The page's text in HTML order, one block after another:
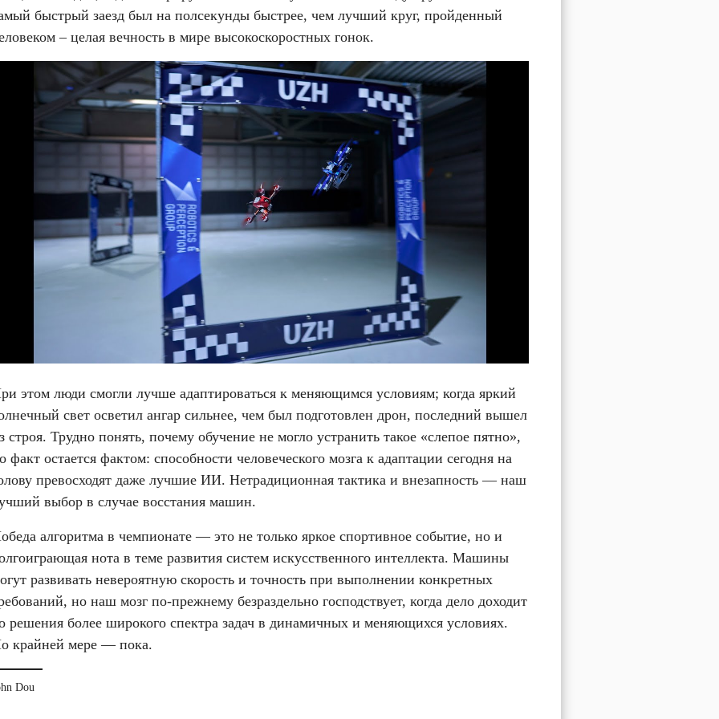
быстрый заезд был на полсекунды быстрее, чем лучший круг, пройденный
– целая вечность в мире высокоскоростных гонок.
этом люди смогли лучше адаптироваться к меняющимся условиям; когда яркий
свет осветил ангар сильнее, чем был подготовлен дрон, последний вышел
строя. Трудно понять, почему обучение не могло устранить такое «слепое пятно»,
факт остается фактом: способности человеческого мозга к адаптации сегодня на
превосходят даже лучшие ИИ. Нетрадиционная тактика и внезапность — наш
выбор в случае восстания машин.
алгоритма в чемпионате — это не только яркое спортивное событие, но и
нота в теме развития систем искусственного интеллекта. Машины
развивать невероятную скорость и точность при выполнении конкретных
но наш мозг по-прежнему безраздельно господствует, когда дело доходит
решения более широкого спектра задач в динамичных и меняющихся условиях.
крайней мере — пока.
Dou